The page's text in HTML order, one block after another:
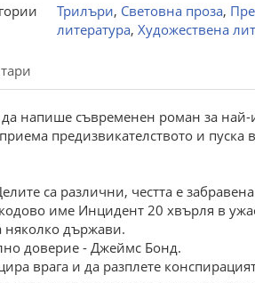
Трилъри, Световна проза,
литература, Художествена
напише съвременен роман за
предизвикателството и пуска
са различни, честта е
име Инцидент 20 хвърля в
няколко държави.
доверие - Джеймс Бонд.
врага и да разплете